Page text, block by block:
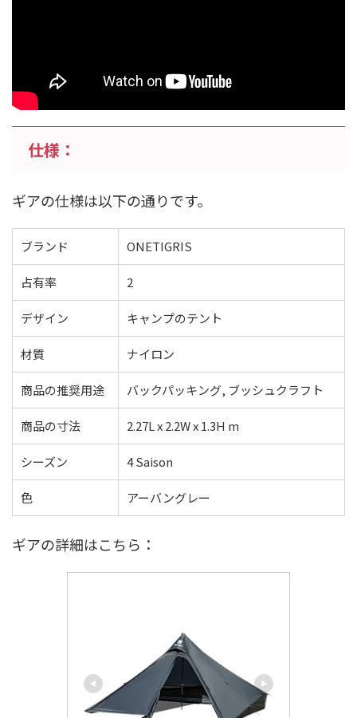
仕様：
ギアの仕様は以下の通りです。
ブランド ONETIGRIS
占有率 2
デザイン キャンプのテント
材質 ナイロン
商品の推奨用途 バックパッキング, ブッシュクラフト
商品の寸法 2.27L x 2.2W x 1.3H m
シーズン 4 Saison
色 アーバングレー
ギアの詳細はこちら：